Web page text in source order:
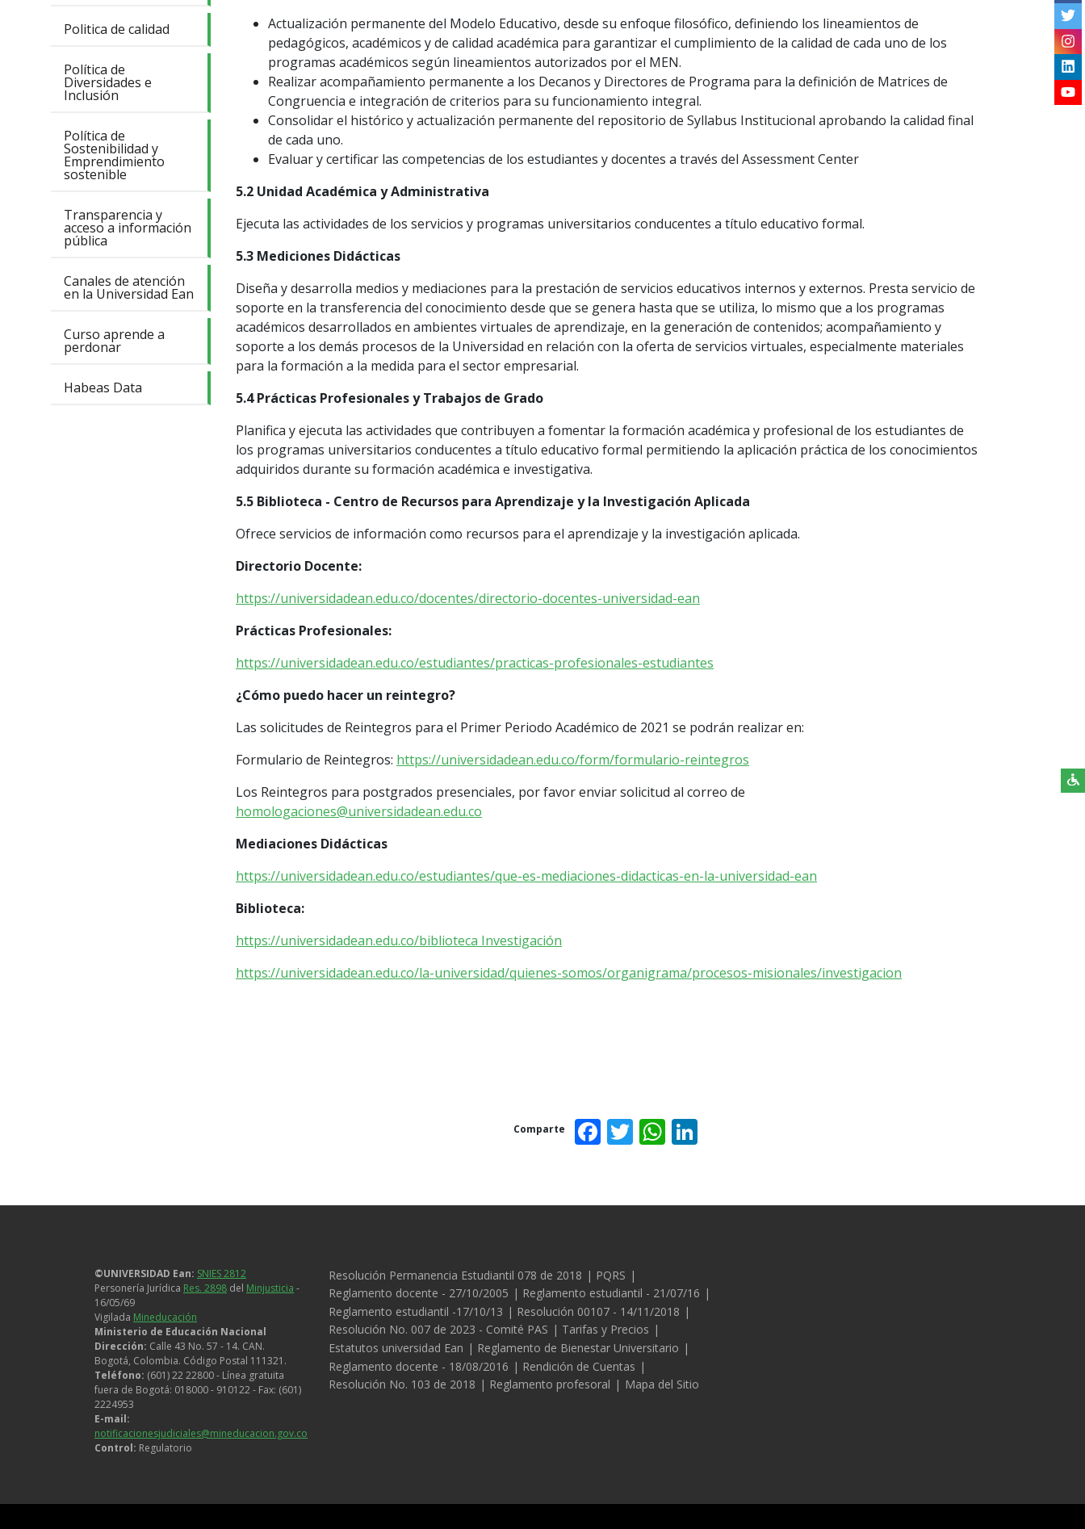
Politica de calidad
Política de
Diversidades e
Inclusión
Política de
Sostenibilidad y
Emprendimiento
sostenible
Transparencia y
acceso a información
pública
Canales de atención
en la Universidad Ean
Curso aprende a
perdonar
Habeas Data
Actualización permanente del Modelo Educativo, desde su enfoque filosófico, definiendo los lineamientos de
pedagógicos, académicos y de calidad académica para garantizar el cumplimiento de la calidad de cada uno de los
programas académicos según lineamientos autorizados por el MEN.
Realizar acompañamiento permanente a los Decanos y Directores de Programa para la definición de Matrices de
Congruencia e integración de criterios para su funcionamiento integral.
Consolidar el histórico y actualización permanente del repositorio de Syllabus Institucional aprobando la calidad final
de cada uno.
Evaluar y certificar las competencias de los estudiantes y docentes a través del Assessment Center
5.2 Unidad Académica y Administrativa
Ejecuta las actividades de los servicios y programas universitarios conducentes a título educativo formal.
5.3 Mediciones Didácticas
Diseña y desarrolla medios y mediaciones para la prestación de servicios educativos internos y externos. Presta servicio de
soporte en la transferencia del conocimiento desde que se genera hasta que se utiliza, lo mismo que a los programas
académicos desarrollados en ambientes virtuales de aprendizaje, en la generación de contenidos; acompañamiento y
soporte a los demás procesos de la Universidad en relación con la oferta de servicios virtuales, especialmente materiales
para la formación a la medida para el sector empresarial.
5.4 Prácticas Profesionales y Trabajos de Grado
Planifica y ejecuta las actividades que contribuyen a fomentar la formación académica y profesional de los estudiantes de
los programas universitarios conducentes a título educativo formal permitiendo la aplicación práctica de los conocimientos
adquiridos durante su formación académica e investigativa.
5.5 Biblioteca - Centro de Recursos para Aprendizaje y la Investigación Aplicada
Ofrece servicios de información como recursos para el aprendizaje y la investigación aplicada.
Directorio Docente:
https://universidadean.edu.co/docentes/directorio-docentes-universidad-ean
Prácticas Profesionales:
https://universidadean.edu.co/estudiantes/practicas-profesionales-estudiantes
¿Cómo puedo hacer un reintegro?
Las solicitudes de Reintegros para el Primer Periodo Académico de 2021 se podrán realizar en:
Formulario de Reintegros: https://universidadean.edu.co/form/formulario-reintegros
Los Reintegros para postgrados presenciales, por favor enviar solicitud al correo de
homologaciones@universidadean.edu.co
Mediaciones Didácticas
https://universidadean.edu.co/estudiantes/que-es-mediaciones-didacticas-en-la-universidad-ean
Biblioteca:
https://universidadean.edu.co/biblioteca Investigación
https://universidadean.edu.co/la-universidad/quienes-somos/organigrama/procesos-misionales/investigacion
Comparte Facebook
TwitterWhatsApp
©UNIVERSIDAD Ean: SNIES 2812
Personería Jurídica Res. 2898 del Minjusticia -
16/05/69
Vigilada Mineducación
Ministerio de Educación Nacional
Dirección: Calle 43 No. 57 - 14. CAN.
Bogotá, Colombia. Código Postal 111321.
Teléfono: (601) 22 22800 - Línea gratuita
fuera de Bogotá: 018000 - 910122 - Fax: (601)
2224953
E-mail:
notificacionesjudiciales@mineducacion.gov.co
Control: Regulatorio
Legales
Resolución Permanencia Estudiantil 078 de 2018
PQRS
Reglamento docente - 27/10/2005
Reglamento estudiantil - 21/07/16
Reglamento estudiantil -17/10/13
Resolución 00107 - 14/11/2018
Resolución No. 007 de 2023 - Comité PAS
Tarifas y Precios
Estatutos universidad Ean
Reglamento de Bienestar Universitario
Reglamento docente - 18/08/2016
Rendición de Cuentas
Resolución No. 103 de 2018
Reglamento profesoral Mapa del Sitio